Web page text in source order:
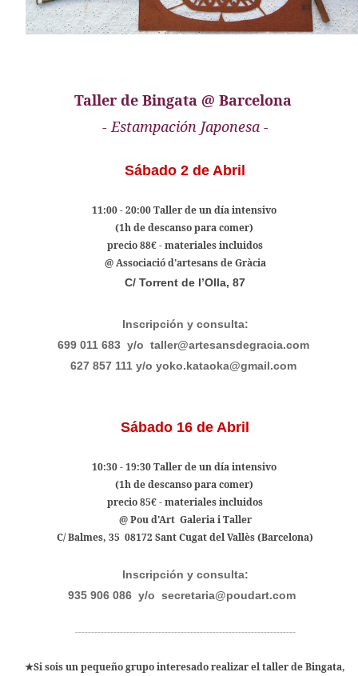
Taller de Bingata @ Barcelona
- Estampación Japonesa -
Sábado 2 de Abril
11:00 - 20:00 Taller de un día intensivo
(1h de descanso para comer)
precio 88€ - materiales incluidos
@ Associació d'artesans de Gràcia
C/ Torrent de l’Olla, 87
Inscripción y consulta:
699 011 683 y/o taller@artesansdegracia.com
627 857 111 y/o yoko.kataoka@gmail.com
Sábado 16 de Abril
10:30 - 19:30 Taller de un día intensivo
(1h de descanso para comer)
precio 85€ - materiales incluidos
@ Pou d'Art Galeria i Taller
C/ Balmes, 35 08172 Sant Cugat del Vallès (Barcelona)
Inscripción y consulta:
935 906 086 y/o secretaria@poudart.com
---------------------------------------------------------------------
★Si sois un pequeño grupo interesado realizar el taller de Bingata,